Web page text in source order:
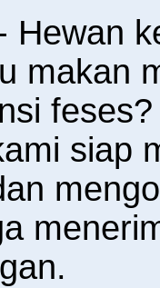
Hewan
makan
siap